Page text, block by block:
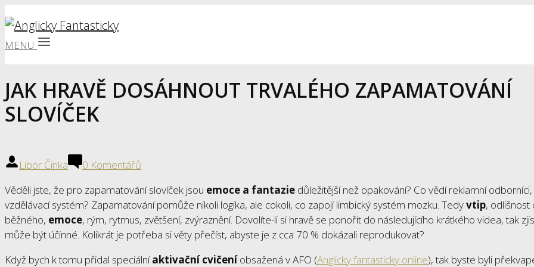
MENU
JAK HRAVĚ DOSÁHNOUT TRVALÉHO ZAPAMATOVÁNÍ
SLOVÍČEK
Libor Činka
0 Komentářů
Věděli jste, že pro zapamatování slovíček jsou emoce a fantazie důležitější než opakování? Co vědí reklamní
vzdělávací systém? Zapamatování pomůže nikoli logika, ale cokoli, co zapojí limbický systém mozku. Tedyvtip, odlišnost
běžného, emoce, rým, rytmus, zvětšení, zvýraznění. Dovolíte-li si hravě se ponořit do následujícího krátkého videa, tak
může být účinné. Kolikrát je potřeba si věty přečíst, abyste je z cca 70 % dokázali reprodukovat?
Když bych k tomu přidal speciálníaktivační cvičeníobsažená v AFO (Anglicky fantasticky online), tak byste byli